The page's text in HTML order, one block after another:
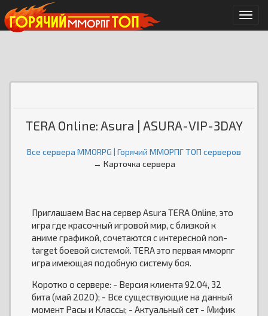
Меню
TERA Online: Asura | ASURA-VIP-3DAY
Все сервера MMORPG | Горячий ММОРПГ ТОП серверов
→ Карточка сервера
Приглашаем Вас на сервер Asura TERA Online, это
игра где красочный игровой мир, с близкой к
аниме графикой, сочетаются с интересной non-
target боевой системой. TERA это первая мморпг
игра имеющая подобную систему боя.
Коротко о сервере: - Версия клиента 92.04, 32
бита (май 2020); - Все существующие на данный
момент Расы и Классы; - Актуальный сет - Мифик